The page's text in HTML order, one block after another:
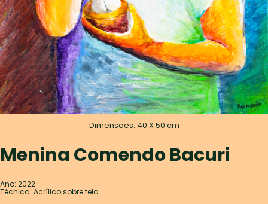
Dimensões: 40 X 50 cm
Menina Comendo Bacuri
Ano: 2022
Técnica: Acrílico sobre tela